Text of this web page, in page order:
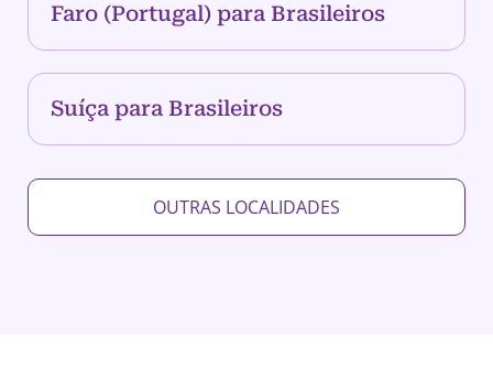
Faro (Portugal) para Brasileiros
Suíça para Brasileiros
OUTRAS LOCALIDADES